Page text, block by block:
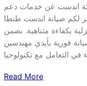
اندست عن خدمات دعم
لكم صيانة اندست طنطا
بكفاءة متناهية. نضمن
فورية بأيدي مهندسين
Read More